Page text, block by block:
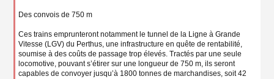
Des convois de 750 m
Ces trains emprunteront notamment le tunnel de la Ligne à Grande
Vitesse (LGV) du Perthus, une infrastructure en quête de rentabilité,
soumise à des coûts de passage trop élevés. Tractés par une seule
locomotive, pouvant s’étirer sur une longueur de 750 m, ils seront
capables de convoyer jusqu’à 1800 tonnes de marchandises, soit 42